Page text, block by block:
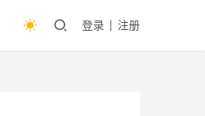
登录 注册